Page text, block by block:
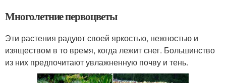
Многолетние первоцветы
Эти растения радуют своей яркостью, нежностью и
изяществом в то время, когда лежит снег. Большинство
из них предпочитают увлажненную почву и тень.